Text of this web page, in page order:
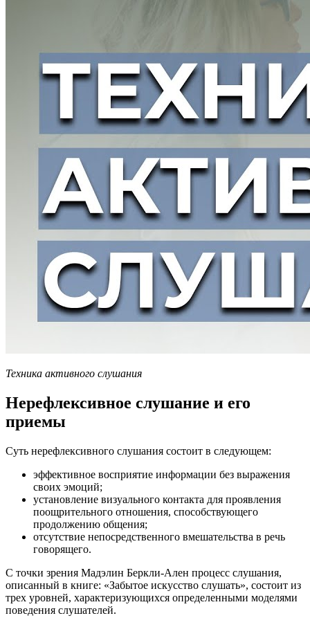
Техника активного слушания
Нерефлексивное слушание и его
приемы
Суть нерефлексивного слушания состоит в следующем:
эффективное восприятие информации без выражения
своих эмоций;
установление визуального контакта для проявления
поощрительного отношения, способствующего
продолжению общения;
отсутствие непосредственного вмешательства в речь
говорящего.
С точки зрения Мадэлин Беркли-Ален процесс слушания,
описанный в книге: «Забытое искусство слушать», состоит из
трех уровней, характеризующихся определенными моделями
поведения слушателей.